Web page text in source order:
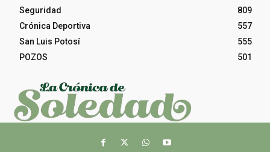
Seguridad
809
Crónica Deportiva
557
San Luis Potosí
555
POZOS
501